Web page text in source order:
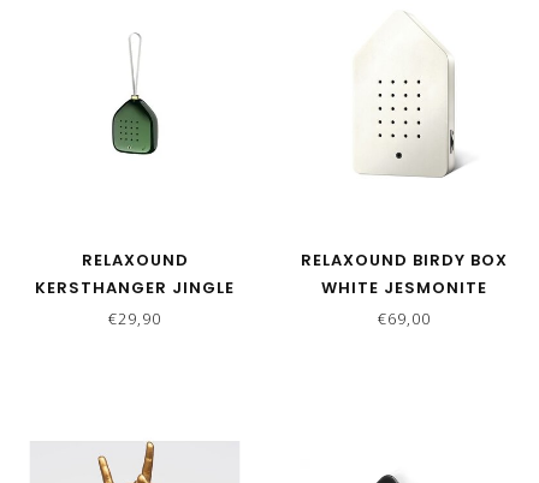
RELAXOUND
KERSTHANGER JINGLE
BELLS | GREEN SPARKLES
€29,90
RELAXOUND BIRDY BOX
WHITE JESMONITE
€69,00